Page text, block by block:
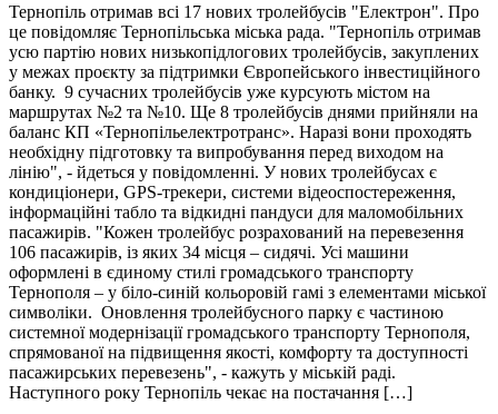
Тернопіль отримав всі 17 нових тролейбусів "Електрон". Про
це повідомляє Тернопільська міська рада. "Тернопіль отримав
усю партію нових низькопідлогових тролейбусів, закуплених
у межах проєкту за підтримки Європейського інвестиційного
банку. 9 сучасних тролейбусів уже курсують містом на
маршрутах №2 та №10. Ще 8 тролейбусів днями прийняли на
баланс КП «Тернопільелектротранс». Наразі вони проходять
необхідну підготовку та випробування перед виходом на
лінію", - йдеться у повідомленні. У нових тролейбусах є
кондиціонери, GPS-трекери, системи відеоспостереження,
інформаційні табло та відкидні пандуси для маломобільних
пасажирів. "Кожен тролейбус розрахований на перевезення
106 пасажирів, із яких 34 місця – сидячі. Усі машини
оформлені в єдиному стилі громадського транспорту
Тернополя – у біло-синій кольоровій гамі з елементами міської
символіки. Оновлення тролейбусного парку є частиною
системної модернізації громадського транспорту Тернополя,
спрямованої на підвищення якості, комфорту та доступності
пасажирських перевезень", - кажуть у міській раді.
Наступного року Тернопіль чекає на постачання […]